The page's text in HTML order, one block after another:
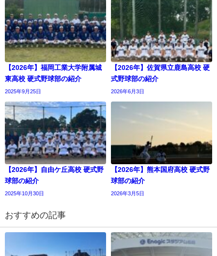
【2026年】福岡工業大学附属城
東高校 硬式野球部の紹介
2025年9月25日
【2026年】佐賀県立鹿島高校 硬
式野球部の紹介
2026年6月3日
【2026年】自由ケ丘高校 硬式野
球部の紹介
2025年10月30日
【2026年】熊本国府高校 硬式野
球部の紹介
2026年3月5日
おすすめの記事